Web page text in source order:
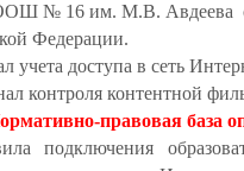
№ 16 им. М.В. Авдеева с.
Федерации.
учета доступа в сеть
контроля контентной
правовая база
подключения